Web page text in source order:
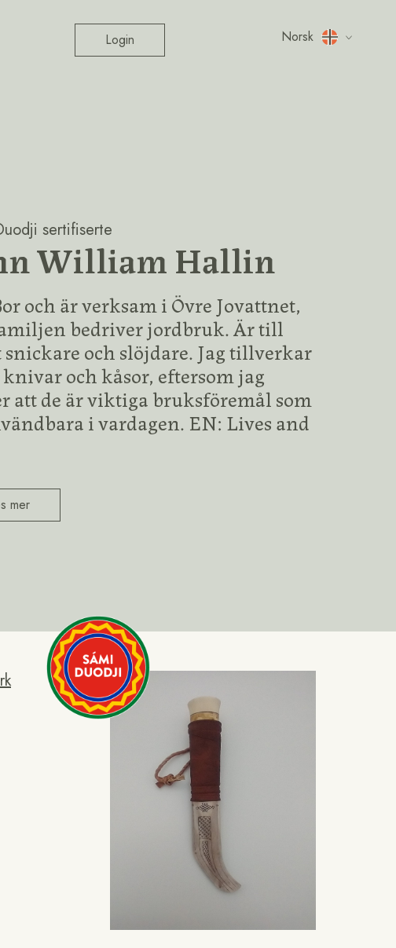
Login Norsk
sertifiserte
William Hallin
och är verksam i Övre Jovattnet,
bedriver jordbruk. Är till
och slöjdare. Jag tillverkar
och kåsor, eftersom jag
att de är viktiga bruksföremål som
i vardagen. EN: Lives and
mer